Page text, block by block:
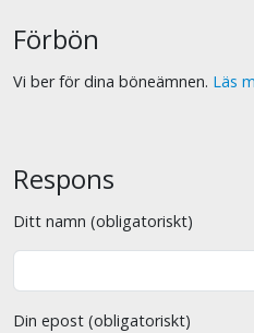
Förbön
Vi ber för dina böneämnen. Läs
Respons
Ditt namn (obligatoriskt)
Din epost (obligatoriskt)